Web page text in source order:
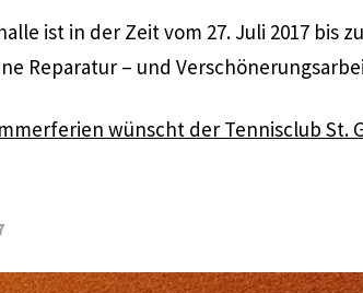
ist in der Zeit vom 27. Juli 2017 bis
Reparatur – und
wünscht der Tennisclub St.